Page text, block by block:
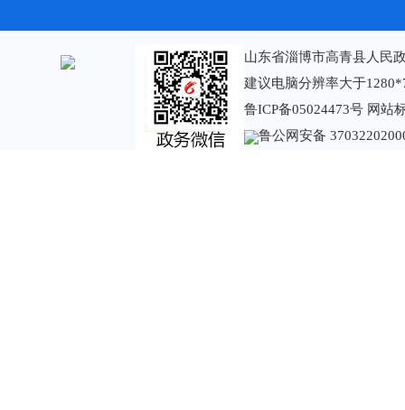
山东省淄博市高青县人民
建议电脑分辨率大于
鲁ICP备05024473号 网站
鲁公网安备